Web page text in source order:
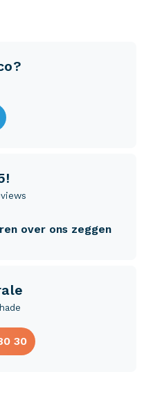
over ons zeggen
30